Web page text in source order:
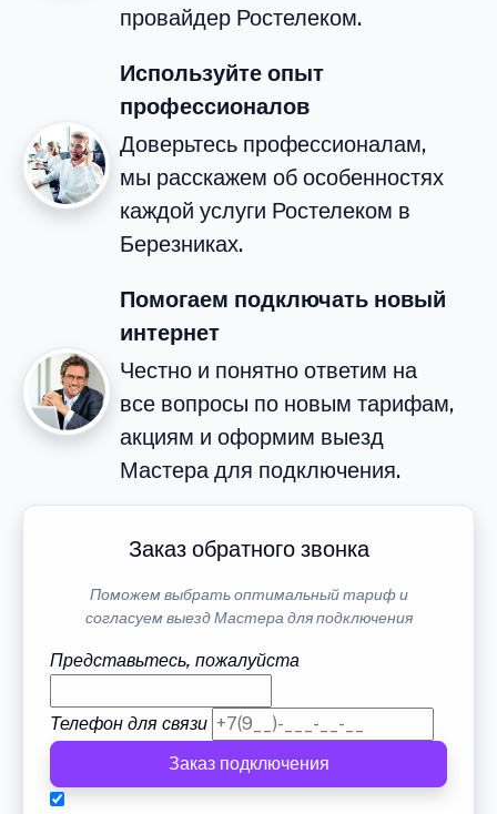
провайдер Ростелеком.
Используйте опыт
профессионалов
Доверьтесь профессионалам,
мы расскажем об особенностях
каждой услуги Ростелеком в
Березниках.
Помогаем подключать новый
интернет
Честно и понятно ответим на
все вопросы по новым тарифам,
акциям и оформим выезд
Мастера для подключения.
Заказ обратного звонка
Поможем выбрать оптимальный тариф и
согласуем выезд Мастера для подключения
Представьтесь, пожалуйста
Телефон для связи
Заказ подключения